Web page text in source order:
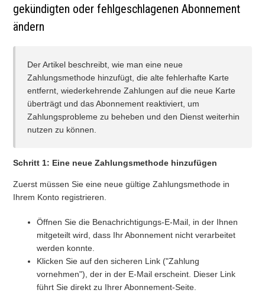
Kann ich die SIM-Karte zurückgeben, wenn sie mir nicht
Was tun, wenn die Aktivierungs-E-Mail nicht ankommt?
Gibt es eine Mindestvertragslaufzeit oder Verpflichtung?
Hat die SIM Roaming?
wird?
Was beinhaltet der Konnektivitätsdienst?
Welche Vorteile bietet die SaveFamily-SIM-Karte im
Vergleich zu anderen?
gekündigten oder fehlgeschlagenen Abonnement
ändern
Der Artikel beschreibt, wie man eine neue
Zahlungsmethode hinzufügt, die alte fehlerhafte Karte
entfernt, wiederkehrende Zahlungen auf die neue Karte
überträgt und das Abonnement reaktiviert, um
Zahlungsprobleme zu beheben und den Dienst weiterhin
nutzen zu können.
Schritt 1: Eine neue Zahlungsmethode hinzufügen
Zuerst müssen Sie eine neue gültige Zahlungsmethode in
Ihrem Konto registrieren.
Öffnen Sie die Benachrichtigungs-E-Mail, in der Ihnen
mitgeteilt wird, dass Ihr Abonnement nicht verarbeitet
werden konnte.
Klicken Sie auf den sicheren Link ("Zahlung
vornehmen"), der in der E-Mail erscheint. Dieser Link
führt Sie direkt zu Ihrer Abonnement-Seite.